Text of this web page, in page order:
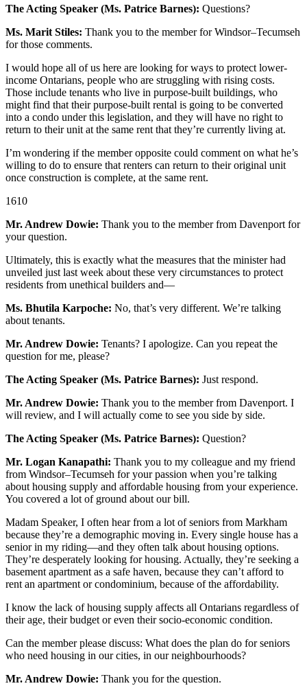
The Acting Speaker (Ms. Patrice Barnes): Questions?
Ms. Marit Stiles: Thank you to the member for Windsor–Tecumseh
for those comments.
I would hope all of us here are looking for ways to protect lower-
income Ontarians, people who are struggling with rising costs.
Those include tenants who live in purpose-built buildings, who
might find that their purpose-built rental is going to be converted
into a condo under this legislation, and they will have no right to
return to their unit at the same rent that they’re currently living at.
I’m wondering if the member opposite could comment on what he’s
willing to do to ensure that renters can return to their original unit
once construction is complete, at the same rent.
1610
Mr. Andrew Dowie: Thank you to the member from Davenport for
your question.
Ultimately, this is exactly what the measures that the minister had
unveiled just last week about these very circumstances to protect
residents from unethical builders and—
Ms. Bhutila Karpoche: No, that’s very different. We’re talking
about tenants.
Mr. Andrew Dowie: Tenants? I apologize. Can you repeat the
question for me, please?
The Acting Speaker (Ms. Patrice Barnes): Just respond.
Mr. Andrew Dowie: Thank you to the member from Davenport. I
will review, and I will actually come to see you side by side.
The Acting Speaker (Ms. Patrice Barnes): Question?
Mr. Logan Kanapathi: Thank you to my colleague and my friend
from Windsor–Tecumseh for your passion when you’re talking
about housing supply and affordable housing from your experience.
You covered a lot of ground about our bill.
Madam Speaker, I often hear from a lot of seniors from Markham
because they’re a demographic moving in. Every single house has a
senior in my riding—and they often talk about housing options.
They’re desperately looking for housing. Actually, they’re seeking a
basement apartment as a safe haven, because they can’t afford to
rent an apartment or condominium, because of the affordability.
I know the lack of housing supply affects all Ontarians regardless of
their age, their budget or even their socio-economic condition.
Can the member please discuss: What does the plan do for seniors
who need housing in our cities, in our neighbourhoods?
Mr. Andrew Dowie: Thank you for the question.